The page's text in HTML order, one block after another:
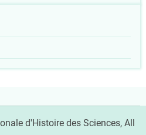
d'Histoire des Sciences, All